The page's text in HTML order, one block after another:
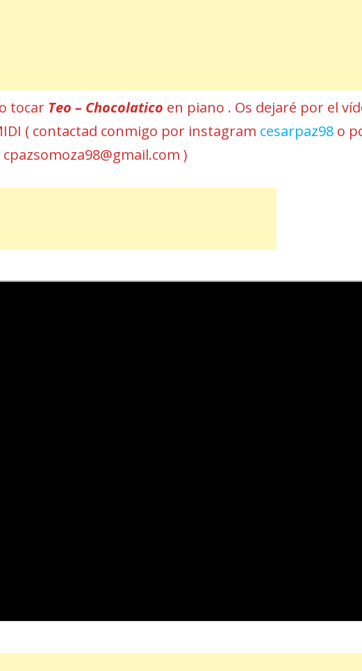
tocar Teo – Chocolatico en piano . Os dejaré por el
( contactad conmigo por instagram cesarpaz98 o
)